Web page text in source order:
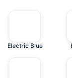
Electric Blue